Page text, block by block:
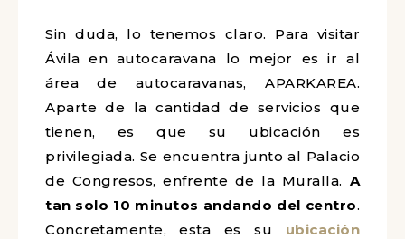
Sin duda, lo tenemos claro. Para visitar
Ávila en autocaravana lo mejor es ir al
área de autocaravanas, APARKAREA.
Aparte de la cantidad de servicios que
tienen, es que su ubicación es
privilegiada. Se encuentra junto al Palacio
de Congresos, enfrente de la Muralla. A
tan solo 10 minutos andando del centro.
Concretamente, esta es su ubicación